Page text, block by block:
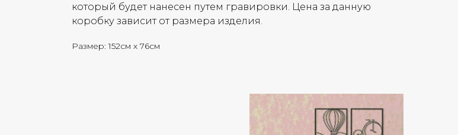
который будет нанесен путем гравировки. Цена за данную
коробку зависит от размера изделия.
Размер: 152см х 76см